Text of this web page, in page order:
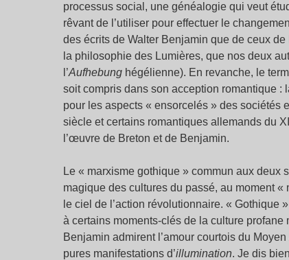
processus social, une généalogie qui veut
rêvant de l’utiliser pour effectuer le
des écrits de Walter Benjamin que de ceux
la philosophie des Lumières, que nos deux
l’Aufhebung hégélienne). En revanche, le
soit compris dans son acception romantique :
pour les aspects « ensorcelés » des sociétés
siècle et certains romantiques allemands du
l’œuvre de Breton et de Benjamin.
Le « marxisme gothique » commun aux
magique des cultures du passé, au moment «
le ciel de l’action révolutionnaire. « Gothique
à certains moments-clés de la culture
Benjamin admirent l’amour courtois du
pures manifestations d’illumination. Je dis